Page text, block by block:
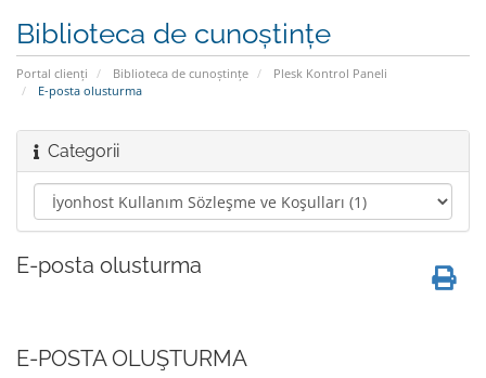
Biblioteca de cunoștințe
Portal clienți Biblioteca de cunoștințe
Plesk Kontrol Paneli
E-posta olusturma
Categorii
E-posta olusturma
E-POSTA OLUŞTURMA